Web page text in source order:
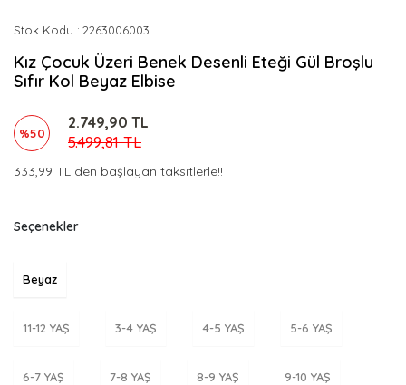
Stok Kodu 2263006003
Kız Çocuk Üzeri Benek Desenli Eteği Gül Broşlu
Sıfır Kol Beyaz Elbise
%50
2.749,90 TL
5.499,81 TL
333,99 TL den başlayan taksitlerle!!
Seçenekler
Beyaz
11-12 YAŞ 3-4 YAŞ 4-5 YAŞ 5-6 YAŞ
6-7 YAŞ 7-8 YAŞ 8-9 YAŞ 9-10 YAŞ